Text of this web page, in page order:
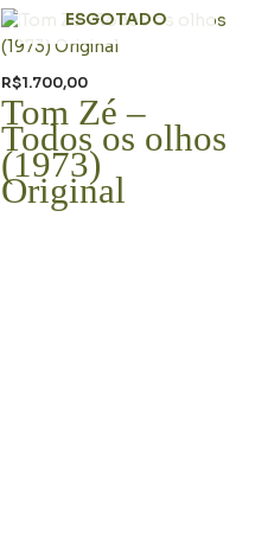
ESGOTADO
R$1.700,00
Tom Zé –
Todos os olhos
(1973)
Original